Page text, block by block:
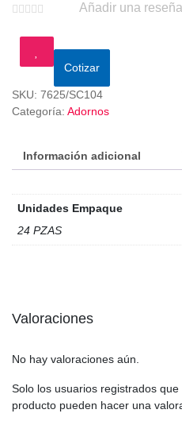
Añadir una
Cotizar
SKU: 7625/SC104
Categoría: Adornos
Información adicional
Unidades Empaque
24 PZAS
Valoraciones
No hay valoraciones aún.
Solo los usuarios registrados
producto pueden hacer una